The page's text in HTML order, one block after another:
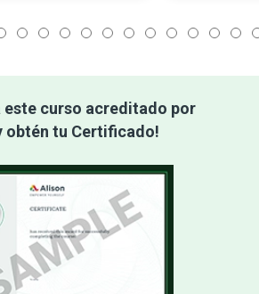
este curso acreditado por
obtén tu Certificado!